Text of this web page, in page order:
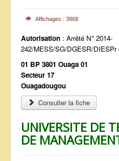
Affichages : 3868
Autorisation : Arrêté N° 2014-
242/MESS/SG/DGESR/DIESPr
01 BP 3801 Ouaga 01
Secteur 17
Ouagadougou
Consulter la fiche
UNIVERSITE DE
DE